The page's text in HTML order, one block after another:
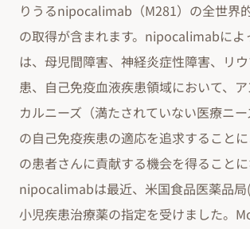
りうるnipocalimab（M281）の全世界
の取得が含まれます。nipocalimabによ
は、母児間障害、神経炎症性障害、リ
患、自己免疫血液疾患領域において、
カルニーズ（満たされていない医療ニ
の自己免疫疾患の適応を追求すること
の患者さんに貢献する機会を得ることに
nipocalimabは最近、米国食品医薬品局
小児疾患治療薬の指定を受けました。